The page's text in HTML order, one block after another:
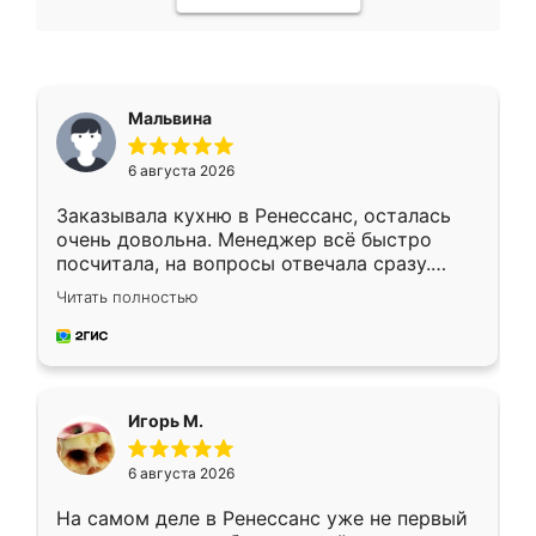
Мальвина
6 августа 2026
Заказывала кухню в Ренессанс, осталась
очень довольна. Менеджер всё быстро
посчитала, на вопросы отвечала сразу.
Замерщик приехал в субботу, подошёл к
делу со всей ответственностью. Собрали
за день, ребята работали аккуратно, даже
Читать полностью
Игорь М.
6 августа 2026
На самом деле в Ренессанс уже не первый